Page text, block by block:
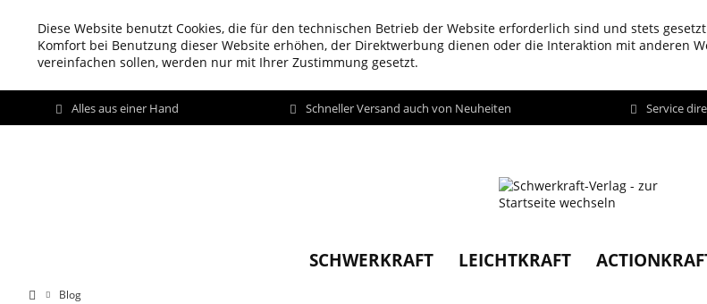
Diese Website benutzt Cookies, die für den technischen Betrieb der Website erforderlich sind und stets
Komfort bei Benutzung dieser Website erhöhen, der Direktwerbung dienen oder die Interaktion mit anderen
vereinfachen sollen, werden nur mit Ihrer Zustimmung gesetzt.
Alles aus einer Hand Schneller Versand auch von Neuheiten Service
SCHWERKRAFT LEICHTKRAFT
Blog